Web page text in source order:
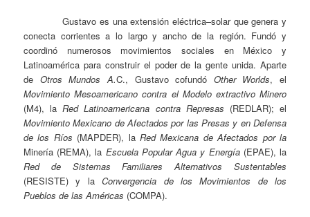
Gustavo es una extensión eléctrica–solar que genera y
conecta corrientes a lo largo y ancho de la región. Fundó y
coordinó numerosos movimientos sociales en México y
Latinoamérica para construir el poder de la gente unida. Aparte
de Otros Mundos A.C., Gustavo cofundó Other Worlds, el
Movimiento Mesoamericano contra el Modelo extractivo Minero
(M4), laRed Latinoamericana contra Represas (REDLAR); el
Movimiento Mexicano de Afectados por las Presas y en Defensa
de los Ríos (MAPDER), la Red Mexicana de Afectados por la
Minería (REMA), la Escuela Popular Agua y Energía(EPAE), la
Red de Sistemas Familiares Alternativos Sustentables
(RESISTE) y laConvergencia de los Movimientos de los
Pueblos de las Américas (COMPA).